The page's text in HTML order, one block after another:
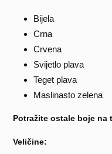
Bijela
Crna
Crvena
Svijetlo plava
Teget plava
Maslinasto zelena
Potražite ostale boje na
Veličine: